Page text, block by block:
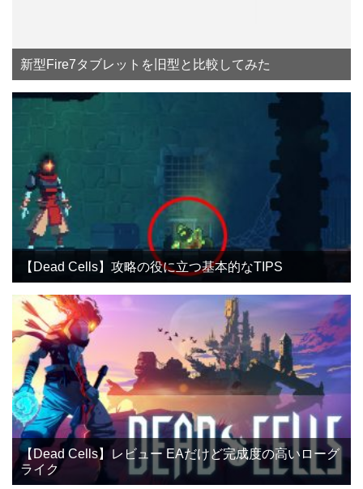
新型Fire7タブレットを旧型と比較してみた
【Dead Cells】攻略の役に立つ基本的なTIPS
【Dead Cells】レビュー EAだけど完成度の高いローグ
ライク